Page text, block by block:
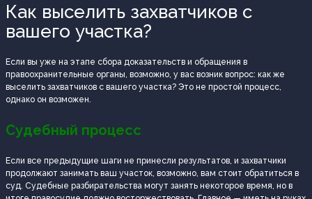
Как выселить захватчиков с
вашего участка?
Если вы уже на этапе сбора доказательств и обращения в
правоохранительные органы, возможно, у вас возник вопрос: как же
выселить захватчиков с вашего участка? Это не простой процесс,
однако он возможен.
Судебный процесс
Если все предыдущие шаги не принесли результатов, и захватчики
продолжают занимать ваш участок, возможно, вам стоит обратиться в
суд. Судебные разбирательства могут занять некоторое время, но в